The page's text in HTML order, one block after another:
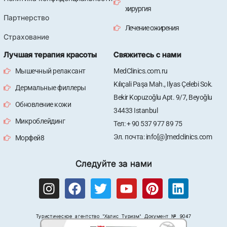
Партнерство
Страхование
хирургия
Лечение ожирения
Лучшая терапия красоты
Мышечный релаксант
Дермальные филлеры
Обновление кожи
Микроблейдинг
Морфей8
Свяжитесь с нами
MedClinics.com.ru
Kılıçali Paşa Mah., Ilyas Çelebi Sok.
Bekir Kopuzoğlu Apt. 9/7, Beyoğlu
34433 Istanbul
Тел: + 90 537 977 89 75
Эл. почта: info[@]medclinics.com
Следуйте за нами
I
n
t
F
a
e
T
w
t
Y
o
t
P
i
t
L
i
k
Туристическое агентство "Халис Туризм" Документ № 9047